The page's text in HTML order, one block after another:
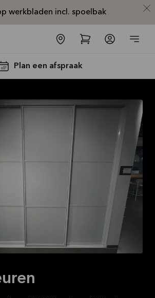
werkbladen incl. spoelbak
Plan een afspraak
-30% op alle
werkbladen
incl. spoelbak
en kraan*
Aanbieding is geldig tot
16-08-2026